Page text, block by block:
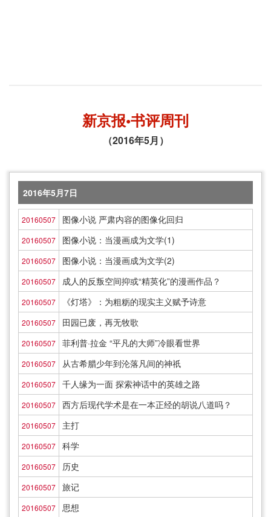
新京报•书评周刊
（2016年5月）
2016年5月7日
20160507 图像小说 严肃内容的图像化回归
20160507 图像小说：当漫画成为文学(1)
20160507 图像小说：当漫画成为文学(2)
20160507 成人的反叛空间抑或“精英化”的漫画作品？
20160507 《灯塔》：为粗粝的现实主义赋予诗意
20160507 田园已废，再无牧歌
20160507 菲利普·拉金 “平凡的大师”冷眼看世界
20160507 从古希腊少年到沦落凡间的神祇
20160507 千人缘为一面 探索神话中的英雄之路
20160507 西方后现代学术是在一本正经的胡说八道吗？
20160507 主打
20160507 科学
20160507 历史
20160507 旅记
20160507 思想